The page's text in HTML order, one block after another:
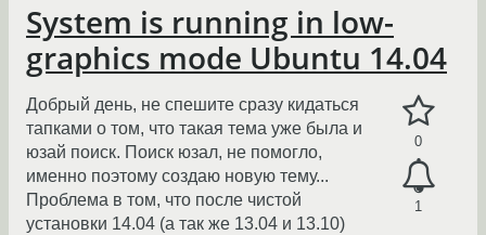
System is running in low-
graphics mode Ubuntu 14.04
0
1
Добрый день, не спешите сразу кидаться
тапками о том, что такая тема уже была и
юзай поиск. Поиск юзал, не помогло,
именно поэтому создаю новую тему...
Проблема в том, что после чистой
установки 14.04 (а так же 13.04 и 13.10)